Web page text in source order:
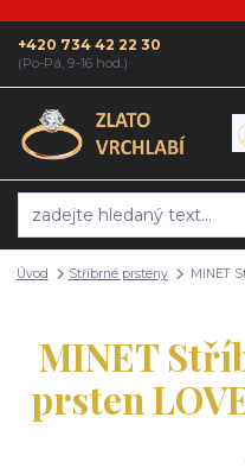
+420 734 42 22 30
(Po-Pá, 9-16 hod.)
Úvod Stříbrné prsteny
MINET
MINET
prsten